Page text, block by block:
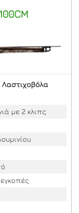
Λαστιχοβόλα
με 2 κλιπς